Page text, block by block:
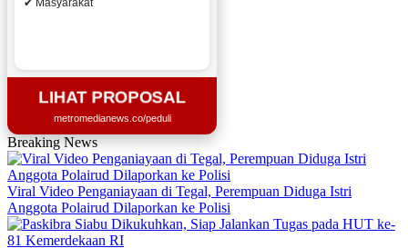
✔ Masyarakat
LIHAT PROPOSAL
metromedianews.co/peduli
Breaking News
Viral Video Penganiayaan di Tegal, Perempuan Diduga Istri
Anggota Polairud Dilaporkan ke Polisi